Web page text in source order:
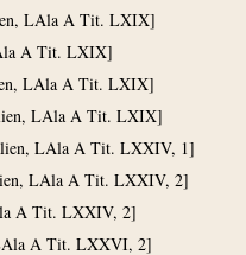
LAla A Tit. LXIX]
A Tit. LXIX]
LAla A Tit. LXIX]
LAla A Tit. LXIX]
LAla A Tit. LXXIV, 1]
LAla A Tit. LXXIV, 2]
A Tit. LXXIV, 2]
A Tit. LXXVI, 2]